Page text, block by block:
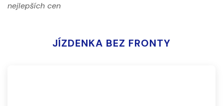
nejlepších cen
JÍZDENKA BEZ FRONTY